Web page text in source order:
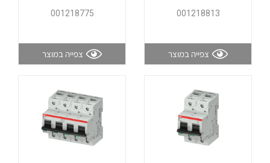
לכל מוצרי היצרן לכל מוצרי היצרן
001218813
צפייה במוצר
001218775
צפייה במוצר